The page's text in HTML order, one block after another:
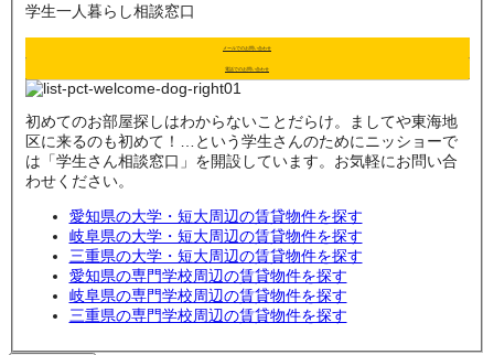
学生一人暮らし相談窓口
メールでのお問い合わせ
電話でのお問い合わせ
初めてのお部屋探しはわからないことだらけ。ましてや東海地
区に来るのも初めて！…という学生さんのためにニッショーで
は「学生さん相談窓口」を開設しています。お気軽にお問い合
わせください。
愛知県の大学・短大周辺の賃貸物件を探す
岐阜県の大学・短大周辺の賃貸物件を探す
三重県の大学・短大周辺の賃貸物件を探す
愛知県の専門学校周辺の賃貸物件を探す
岐阜県の専門学校周辺の賃貸物件を探す
三重県の専門学校周辺の賃貸物件を探す